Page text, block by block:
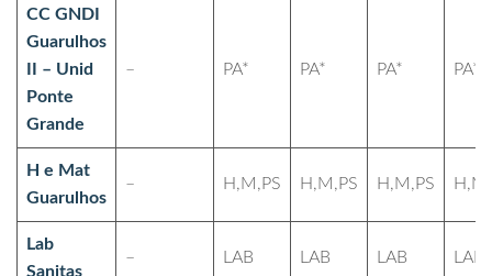
CC GNDI
Guarulhos
II – Unid
Ponte
Grande
– PA* PA* PA* PA*
H e Mat
Guarulhos
– H,M,PS H,M,PS H,M,PS
Lab
Sanitas
– LAB LAB LAB LAB